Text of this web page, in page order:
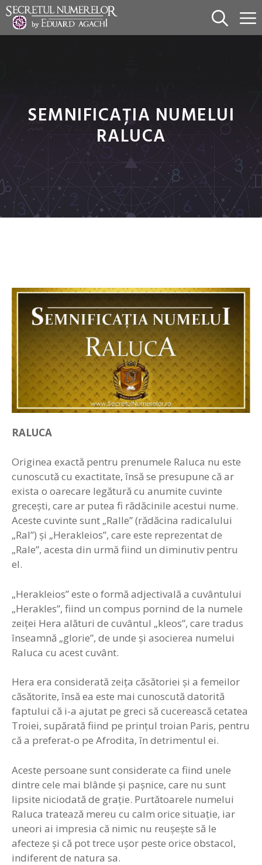
Sari
conținut
SEMNIFICAȚIA NUMELUI
RALUCA
RALUCA
Originea exactă pentru prenumele Raluca nu este
cunoscută cu exactitate, însă se presupune că ar
exista o oarecare legătură cu anumite cuvinte
grecești, care ar putea fi rădăcinile acestui nume.
Aceste cuvinte sunt „Ralle” (rădăcina radicalului
„Ral”) și „Herakleios”, care este reprezentat de
„Rale”, acesta din urmă fiind un diminutiv pentru
el.
„Herakleios” este o formă adjectivală a cuvântului
„Herakles”, fiind un compus pornind de la numele
zeiței Hera alături de cuvântul „kleos”, care tradus
înseamnă „glorie”, de unde și asocierea numelui
Raluca cu acest cuvânt.
Hera era considerată zeiţa căsătoriei şi a femeilor
căsătorite, însă ea este mai cunoscută datorită
faptului că i-a ajutat pe greci să cucerească cetatea
Troiei, supărată fiind pe prinţul troian Paris, pentru
că a preferat-o pe Afrodita, în detrimentul ei.
Aceste persoane sunt considerate ca fiind unele
dintre cele mai blânde și pașnice, care nu sunt
lipsite niciodată de grație. Purtătoarele numelui
Raluca tratează mereu cu calm orice situație, iar
uneori ai impresia că nimic nu reușește să le
afecteze și că pot trece ușor peste orice obstacol,
indiferent de natura sa.